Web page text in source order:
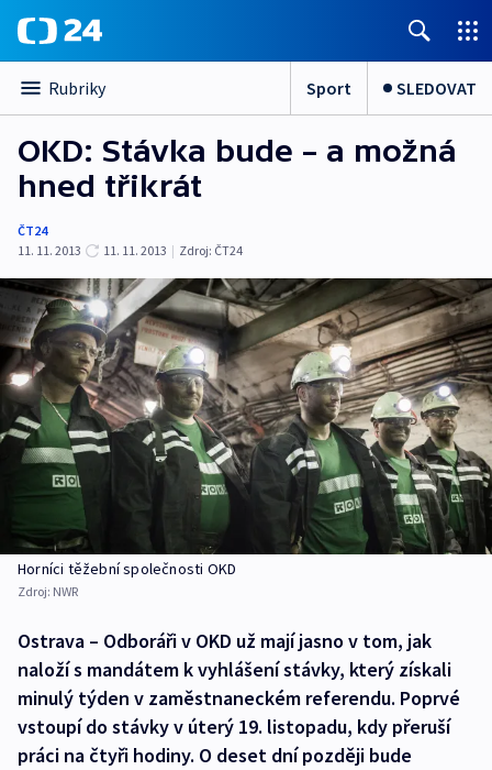
Rubriky Sport SLEDOVAT
OKD: Stávka bude – a možná
hned třikrát
ČT24
11. 11. 2013
11. 11. 2013 | Zdroj: ČT24
Horníci těžební společnosti OKD
Zdroj: NWR
Ostrava – Odboráři v OKD už mají jasno v tom, jak
naloží s mandátem k vyhlášení stávky, který získali
minulý týden v zaměstnaneckém referendu. Poprvé
vstoupí do stávky v úterý 19. listopadu, kdy přeruší
práci na čtyři hodiny. O deset dní později bude